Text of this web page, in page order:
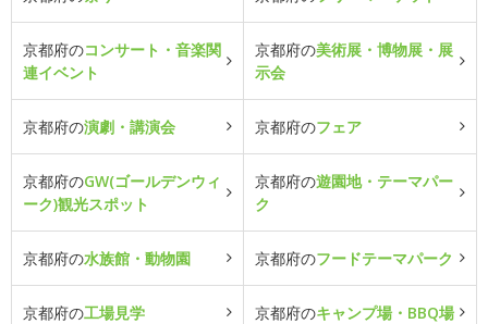
京都府のコンサート・音楽関
連イベント
京都府の美術展・博物展・展
示会
京都府の演劇・講演会 京都府のフェア
京都府のGW(ゴールデンウィ
ーク)観光スポット
京都府の遊園地・テーマパー
ク
京都府の水族館・動物園 京都府のフードテーマパーク
京都府の工場見学 京都府のキャンプ場・BBQ場